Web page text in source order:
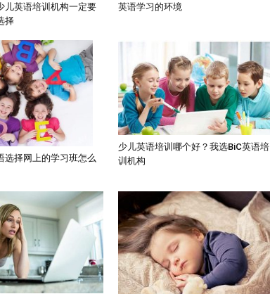
儿英语培训机构一定要
择
英语学习的环境
选择网上的学习班怎么
少儿英语培训哪个好？我选BiC英语培
训机构